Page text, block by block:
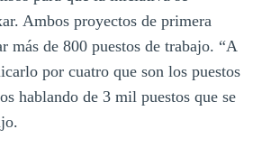
Ambos proyectos de primera
más de 800 puestos de trabajo. “A
por cuatro que son los puestos
hablando de 3 mil puestos que se